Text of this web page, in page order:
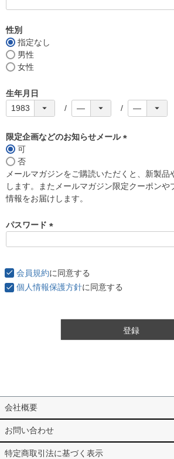
性別
指定なし
男性
女性
生年月日
限定企画などのお知らせメール
須
)
可
否
メールマガジンをご購読いただくと、新製品
します。またメールマガジン限定クーポンや
情報をお届けします。
パスワード
)
会員規約に同意する
個人情報保護方針に同意する
登録
会社概要
お問い合わせ
特定商取引法に基づく表示